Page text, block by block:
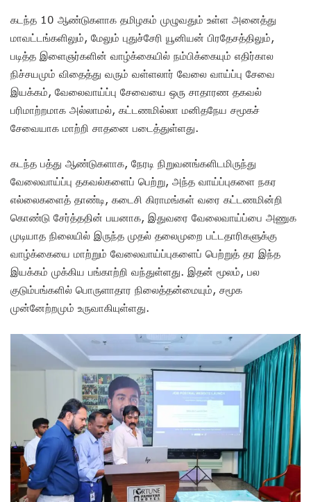
கடந்த 10 ஆண்டுகளாக தமிழகம் முழுவதும் உள்ள அனைத்து
மாவட்டங்களிலும், மேலும் புதுச்சேரி யூனியன் பிரதேசத்திலும்,
படித்த இளைஞர்களின் வாழ்க்கையில் நம்பிக்கையும் எதிர்கால
நிச்சயமும் விதைத்து வரும் வள்ளலார் வேலை வாய்ப்பு சேவை
இயக்கம், வேலைவாய்ப்பு சேவையை ஒரு சாதாரண தகவல்
பரிமாற்றமாக அல்லாமல், கட்டணமில்லா மனிதநேய சமூகச்
சேவையாக மாற்றி சாதனை படைத்துள்ளது.
கடந்த பத்து ஆண்டுகளாக, நேரடி நிறுவனங்களிடமிருந்து
வேலைவாய்ப்பு தகவல்களைப் பெற்று, அந்த வாய்ப்புகளை நகர
எல்லைகளைத் தாண்டி, கடைசி கிராமங்கள் வரை கட்டணமின்றி
கொண்டு சேர்த்ததின் பயனாக, இதுவரை வேலைவாய்ப்பை அணுக
முடியாத நிலையில் இருந்த முதல் தலைமுறை பட்டதாரிகளுக்கு
வாழ்க்கையை மாற்றும் வேலைவாய்ப்புகளைப் பெற்றுத் தர இந்த
இயக்கம் முக்கிய பங்காற்றி வந்துள்ளது. இதன் மூலம், பல
குடும்பங்களில் பொருளாதார நிலைத்தன்மையும், சமூக
முன்னேற்றமும் உருவாகியுள்ளது.